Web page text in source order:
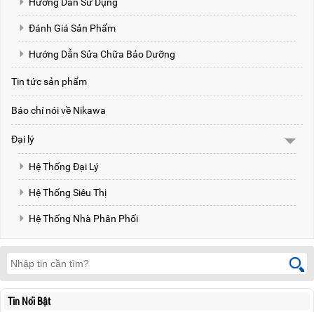
Hướng Dẫn Sử Dụng
Đánh Giá Sản Phẩm
Hướng Dẫn Sửa Chữa Bảo Dưỡng
Tin tức sản phẩm
Báo chí nói về Nikawa
Đại lý
Hệ Thống Đại Lý
Hệ Thống Siêu Thị
Hệ Thống Nhà Phân Phối
Tin Nổi Bật